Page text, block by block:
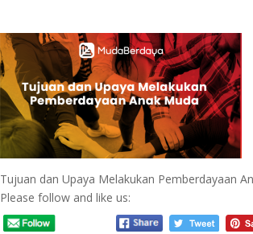
Tujuan dan Upaya Melakukan Pemberdayaan
Please follow and like us: